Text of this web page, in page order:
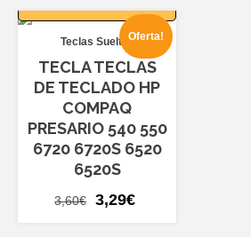
era:
3,60€.
3,19€.
Oferta!
Teclas Sueltas
TECLA TECLAS
DE TECLADO HP
COMPAQ
PRESARIO 540 550
6720 6720S 6520
6520S
3,60€
El
3,29€